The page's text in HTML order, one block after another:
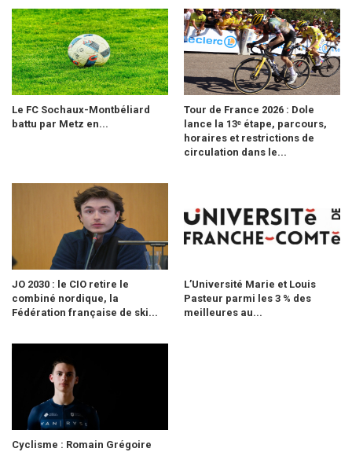
Le FC Sochaux-Montbéliard
battu par Metz en...
Tour de France 2026 : Dole
lance la 13ᵉ étape, parcours,
horaires et restrictions de
circulation dans le...
JO 2030 : le CIO retire le
combiné nordique, la
Fédération française de ski...
L’Université Marie et Louis
Pasteur parmi les 3 % des
meilleures au...
Cyclisme : Romain Grégoire